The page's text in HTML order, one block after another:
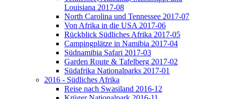
Louisiana 2017-08
North Carolina und Tennessee 2017-07
Von Afrika in die USA 2017-06
Rückblick Südliches Afrika 2017-05
Campingplätze in Namibia 2017-04
Südnamibia Safari 2017-03
Garden Route & Tafelberg 2017-02
Südafrika Nationalparks 2017-01
2016 - Südliches Afrika
Reise nach Swasiland 2016-12